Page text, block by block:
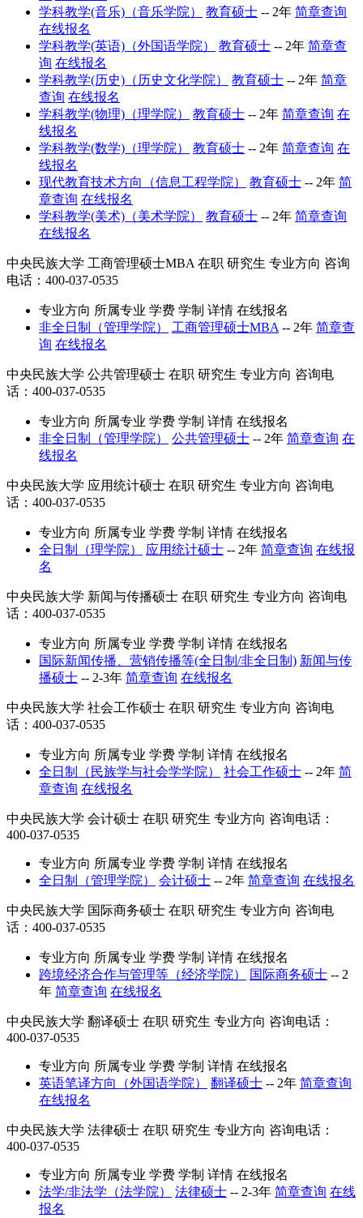
学科教学(音乐)（音乐学院）
教育硕士 -- 2年 简章查询
在线报名
学科教学(英语)（外国语学院）
教育硕士 -- 2年 简章查
询 在线报名
学科教学(历史)（历史文化学院）
教育硕士 -- 2年 简章
查询 在线报名
学科教学(物理)（理学院）
教育硕士 -- 2年 简章查询 在
线报名
学科教学(数学)（理学院）
教育硕士 -- 2年 简章查询 在
线报名
现代教育技术方向（信息工程学院）
教育硕士 -- 2年 简
章查询 在线报名
学科教学(美术)（美术学院）
教育硕士 -- 2年 简章查询
在线报名
中央民族大学 工商管理硕士MBA 在职 研究生 专业方向 咨询
电话：400-037-0535
专业方向 所属专业 学费 学制 详情 在线报名
非全日制（管理学院）
工商管理硕士MBA -- 2年 简章查
询 在线报名
中央民族大学 公共管理硕士 在职 研究生 专业方向 咨询电
话：400-037-0535
专业方向 所属专业 学费 学制 详情 在线报名
非全日制（管理学院）
公共管理硕士 -- 2年 简章查询 在
线报名
中央民族大学 应用统计硕士 在职 研究生 专业方向 咨询电
话：400-037-0535
专业方向 所属专业 学费 学制 详情 在线报名
全日制（理学院）
应用统计硕士 -- 2年 简章查询 在线报
名
中央民族大学 新闻与传播硕士 在职 研究生 专业方向 咨询电
话：400-037-0535
专业方向 所属专业 学费 学制 详情 在线报名
国际新闻传播、营销传播等(全日制/非全日制) 新闻与传
播硕士 -- 2-3年 简章查询 在线报名
中央民族大学 社会工作硕士 在职 研究生 专业方向 咨询电
话：400-037-0535
专业方向 所属专业 学费 学制 详情 在线报名
全日制（民族学与社会学学院）
社会工作硕士 -- 2年 简
章查询 在线报名
中央民族大学 会计硕士 在职 研究生 专业方向 咨询电话：
400-037-0535
专业方向 所属专业 学费 学制 详情 在线报名
全日制（管理学院）
会计硕士 -- 2年 简章查询 在线报名
中央民族大学 国际商务硕士 在职 研究生 专业方向 咨询电
话：400-037-0535
专业方向 所属专业 学费 学制 详情 在线报名
跨境经济合作与管理等（经济学院）
国际商务硕士 -- 2
年 简章查询 在线报名
中央民族大学 翻译硕士 在职 研究生 专业方向 咨询电话：
400-037-0535
专业方向 所属专业 学费 学制 详情 在线报名
英语笔译方向（外国语学院）
翻译硕士 -- 2年 简章查询
在线报名
中央民族大学 法律硕士 在职 研究生 专业方向 咨询电话：
400-037-0535
专业方向 所属专业 学费 学制 详情 在线报名
法学/非法学（法学院）
法律硕士 -- 2-3年 简章查询 在线
报名